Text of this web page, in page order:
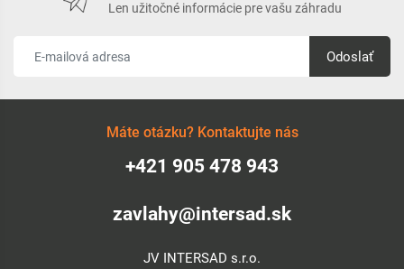
Len užitočné informácie pre vašu záhradu
Odoslať
Máte otázku? Kontaktujte nás
+421 905 478 943
zavlahy@intersad.sk
JV INTERSAD s.r.o.